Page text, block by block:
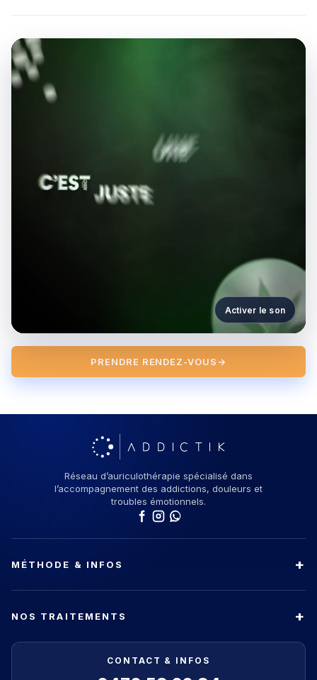
Activer le son
PRENDRE RENDEZ-VOUS→
Réseau d’auriculothérapie spécialisé dans
l’accompagnement des addictions, douleurs et
troubles émotionnels.
MÉTHODE & INFOS
NOS TRAITEMENTS
CONTACT & INFOS